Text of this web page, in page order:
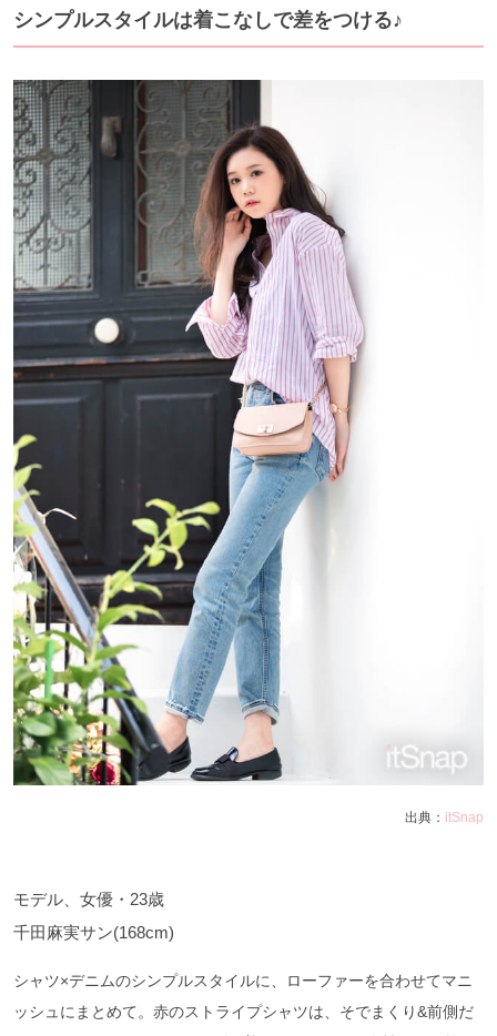
シンプルスタイルは着こなしで差をつける♪
出典： itSnap
モデル、女優・23歳
千田麻実サン(168cm)
シャツ×デニムのシンプルスタイルに、ローファーを合わせてマニ
ッシュにまとめて。赤のストライプシャツは、そでまくり&前側だ